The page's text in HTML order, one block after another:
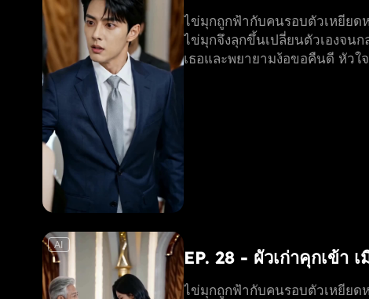
ไข่มุกถูกฟ้ากับคนรอบตัวเหยียด
ไข่มุกจึงลุกขึ้นเปลี่ยนตัวเองจน
เธอและพยายามง้อขอคืนดี หัวใ
AI
EP. 28 - ผัวเก่าคุกเข้า
ไข่มุกถูกฟ้ากับคนรอบตัวเหยียด